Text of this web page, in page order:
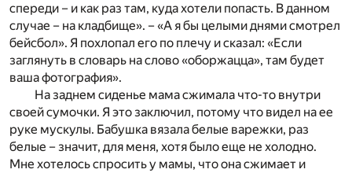
спереди – и как раз там, куда хотели попасть. В данном
случае – на кладбище». – «А я бы целыми днями смотрел
бейсбол». Я похлопал его по плечу и сказал: «Если
заглянуть в словарь на слово «оборжацца», там будет
ваша фотография».
На заднем сиденье мама сжимала что-то внутри
своей сумочки. Я это заключил, потому что видел на ее
руке мускулы. Бабушка вязала белые варежки, раз
белые – значит, для меня, хотя было еще не холодно.
Мне хотелось спросить у мамы, что она сжимает и